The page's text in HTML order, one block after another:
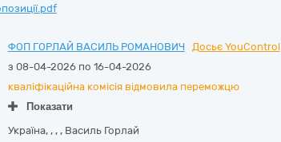
ФОП ГОРЛАЙ ВАСИЛЬ РОМАНОВИЧ
Досьє YouControl
з 08-04-2026 по 16-04-2026
кваліфікаційна комісія відмовила переможцю
Показати
Україна, , , , Василь Горлай